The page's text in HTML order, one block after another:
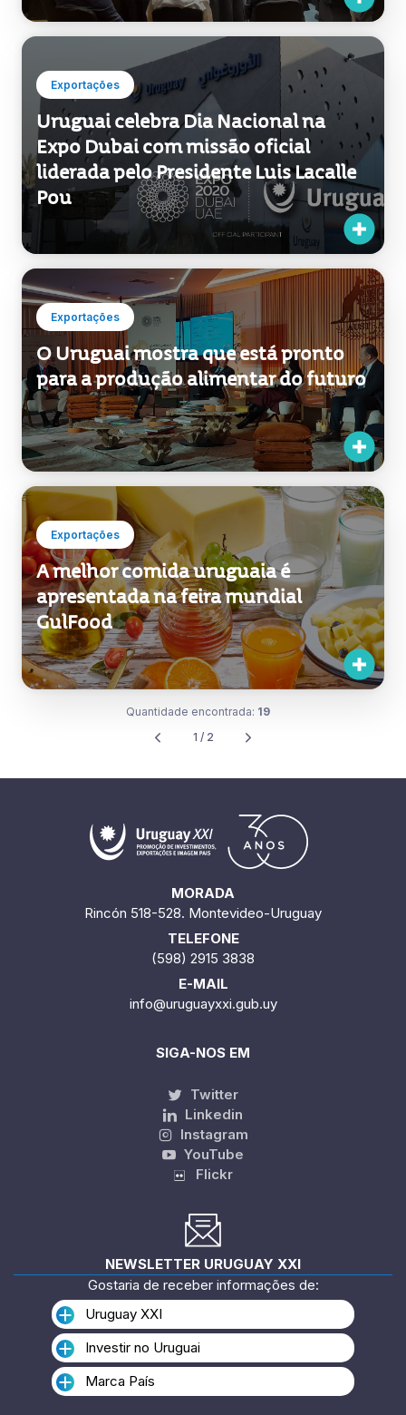
Exportações
Uruguai celebra Dia Nacional na
Expo Dubai com missão oficial
liderada pelo Presidente Luis Lacalle
Pou
Exportações
O Uruguai mostra que está pronto
para a produção alimentar do futuro
Exportações
A melhor comida uruguaia é
apresentada na feira mundial
GulFood
Quantidade encontrada:19
1 / 2
MORADA
Rincón 518-528. Montevideo-Uruguay
TELEFONE
(598) 2915 3838
E-MAIL
info@uruguayxxi.gub.uy
SIGA-NOS EM
Twitter
Linkedin
Instagram
YouTube
Flickr
NEWSLETTER URUGUAY XXI
Gostaria de receber informações de:
Uruguay XXI
Investir no Uruguai
Marca País